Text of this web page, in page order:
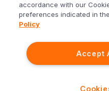
Siga o Inter
Baixe o app
accordance with our
preferences indicated in
Policy
Accept